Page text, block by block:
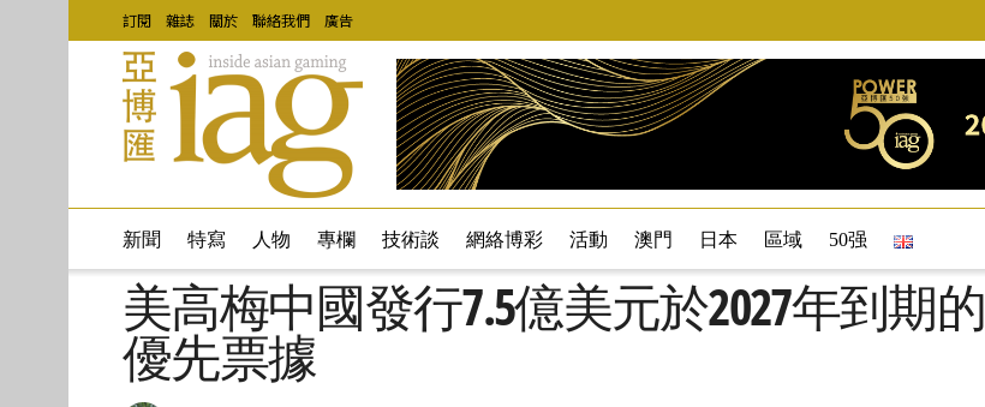
訂閱 雜誌 關於 聯絡我們 廣告
新聞 特寫 人物 專欄 技術談 網絡博彩 活動 澳門 日本 區域 50强
美高梅中國發行7.5億美元於2027年到期的
優先票據